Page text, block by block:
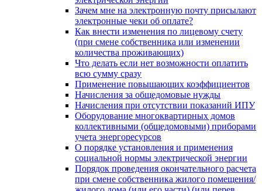
Зачем мне на электронную почту присылают
электронные чеки об оплате?
Как внести изменения по лицевому счету
(при смене собственника или изменении
количества проживающих)
Что делать если нет возможности оплатить
всю сумму сразу
Применение повышающих коэффициентов
Начисления за общедомовые нужды
Начисления при отсутствии показаний ИПУ
Оборудование многоквартирных домов
коллективными (общедомовыми) приборами
учета энергоресурсов
О порядке установления и применения
социальной нормы электрической энергии
Порядок проведения окончательного расчета
при смене собственника жилого помещения/